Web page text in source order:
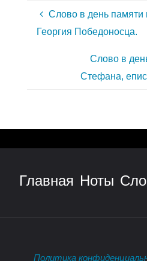
Слово в день памяти
Георгия Победоносца.
Слово в
Стефана,
Главная Ноты
Политика